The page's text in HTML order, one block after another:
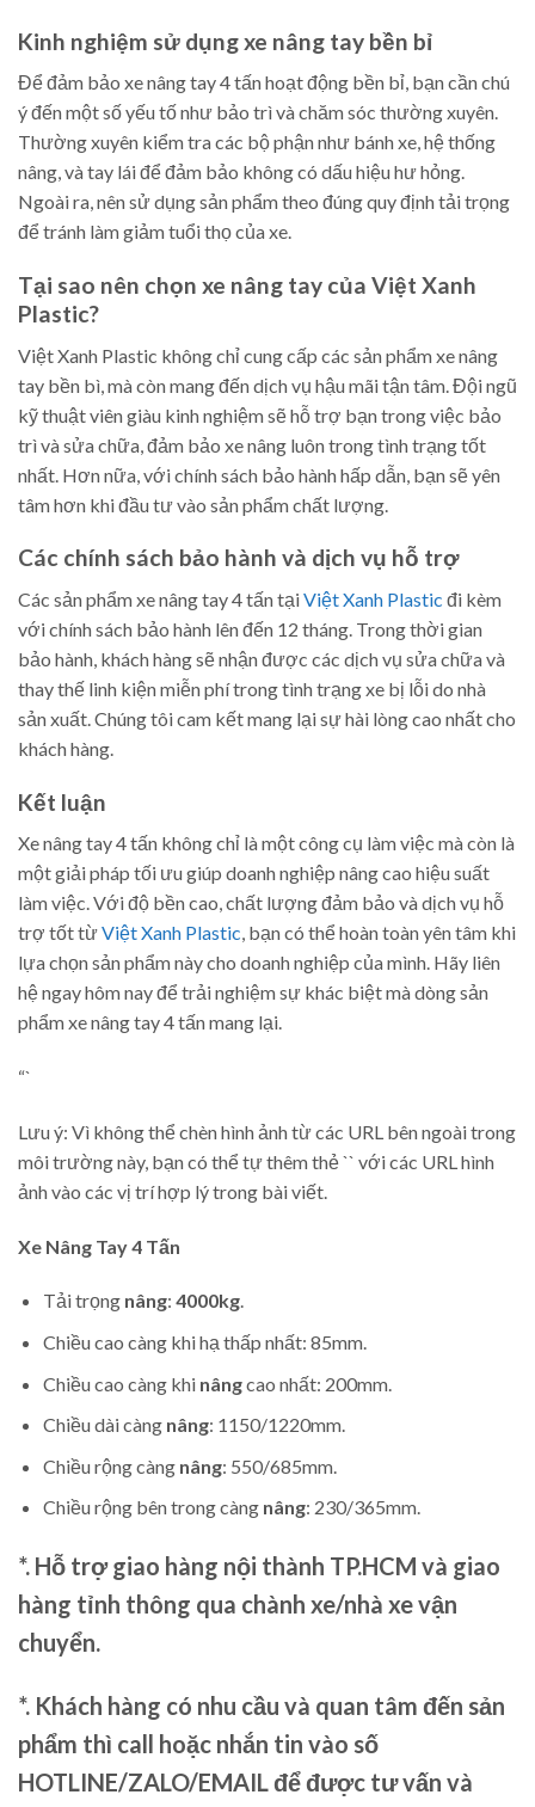
Kinh nghiệm sử dụng xe nâng tay bền bỉ
Để đảm bảo xe nâng tay 4 tấn hoạt động bền bỉ, bạn cần chú
ý đến một số yếu tố như bảo trì và chăm sóc thường xuyên.
Thường xuyên kiểm tra các bộ phận như bánh xe, hệ thống
nâng, và tay lái để đảm bảo không có dấu hiệu hư hỏng.
Ngoài ra, nên sử dụng sản phẩm theo đúng quy định tải trọng
để tránh làm giảm tuổi thọ của xe.
Tại sao nên chọn xe nâng tay của Việt Xanh
Plastic?
Việt Xanh Plastic không chỉ cung cấp các sản phẩm xe nâng
tay bền bì, mà còn mang đến dịch vụ hậu mãi tận tâm. Đội ngũ
kỹ thuật viên giàu kinh nghiệm sẽ hỗ trợ bạn trong việc bảo
trì và sửa chữa, đảm bảo xe nâng luôn trong tình trạng tốt
nhất. Hơn nữa, với chính sách bảo hành hấp dẫn, bạn sẽ yên
tâm hơn khi đầu tư vào sản phẩm chất lượng.
Các chính sách bảo hành và dịch vụ hỗ trợ
Các sản phẩm xe nâng tay 4 tấn tạiViệt Xanh Plastic đi kèm
với chính sách bảo hành lên đến 12 tháng. Trong thời gian
bảo hành, khách hàng sẽ nhận được các dịch vụ sửa chữa và
thay thế linh kiện miễn phí trong tình trạng xe bị lỗi do nhà
sản xuất. Chúng tôi cam kết mang lại sự hài lòng cao nhất cho
khách hàng.
Kết luận
Xe nâng tay 4 tấn không chỉ là một công cụ làm việc mà còn là
một giải pháp tối ưu giúp doanh nghiệp nâng cao hiệu suất
làm việc. Với độ bền cao, chất lượng đảm bảo và dịch vụ hỗ
trợ tốt từViệt Xanh Plastic, bạn có thể hoàn toàn yên tâm khi
lựa chọn sản phẩm này cho doanh nghiệp của mình. Hãy liên
hệ ngay hôm nay để trải nghiệm sự khác biệt mà dòng sản
phẩm xe nâng tay 4 tấn mang lại.
“`
Lưu ý: Vì không thể chèn hình ảnh từ các URL bên ngoài trong
môi trường này, bạn có thể tự thêm thẻ `` với các URL hình
ảnh vào các vị trí hợp lý trong bài viết.
Xe Nâng Tay4 Tấn
Tải trọng nâng: 4000kg.
Chiều cao càng khi hạ thấp nhất: 85mm.
Chiều cao càng khi nângcao nhất: 200mm.
Chiều dài càng nâng: 1150/1220mm.
Chiều rộng càng nâng: 550/685mm.
Chiều rộng bên trong càng nâng: 230/365mm.
*. Hỗ trợ giao hàng nội thành TP.HCM và giao
hàng tỉnh thông qua chành xe/nhà xe vận
chuyển.
*. Khách hàng có nhu cầu và quan tâm đến sản
phẩm thì call hoặc nhắn tin vào số
HOTLINE/ZALO/EMAIL để được tư vấn và